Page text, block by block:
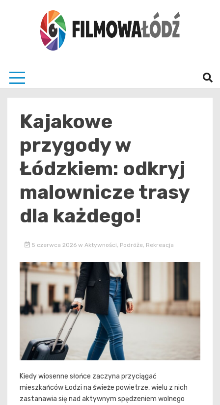
Kajakowe
przygody w
Łódzkiem: odkryj
malownicze trasy
dla każdego!
5 czerwca 2026 w Aktywności Podróże, Rekreacja
Kiedy wiosenne słońce zaczyna przyciągać
mieszkańców Łodzi na świeże powietrze, wielu z nich
zastanawia się nad aktywnym spędzeniem wolnego